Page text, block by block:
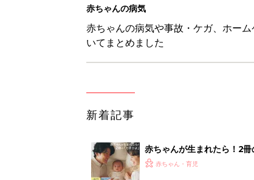
育児の困ったがズバリ！解
赤ちゃん・育児
8月7日生まれはこんな人